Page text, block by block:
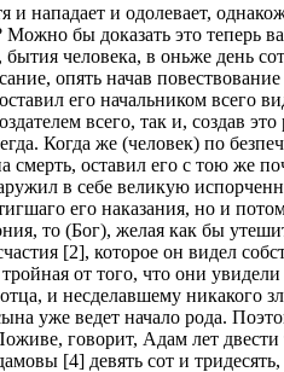
нападает и одолевает,
Можно бы доказать это
человека, в оньже день
опять начав
его начальником всего
всего, так и, создав
Когда же (человек) по
оставил его с тою же
в себе великую
его наказания, но и
то (Бог), желая как бы
[2], которое он видел
от того, что они
и несделавшему никакого
уже ведет начало рода.
говорит, Адам лет
[4] девять сот и тридесять,